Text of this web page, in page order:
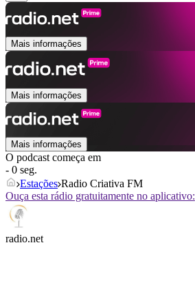
Mais informações
Mais informações
Mais informações
O podcast começa em
- 0 seg.
Estações Radio Criativa FM
Ouça esta rádio gratuitamente no aplicativo:
radio.net